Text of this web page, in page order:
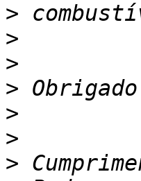
>
>
>
>
>
>
>